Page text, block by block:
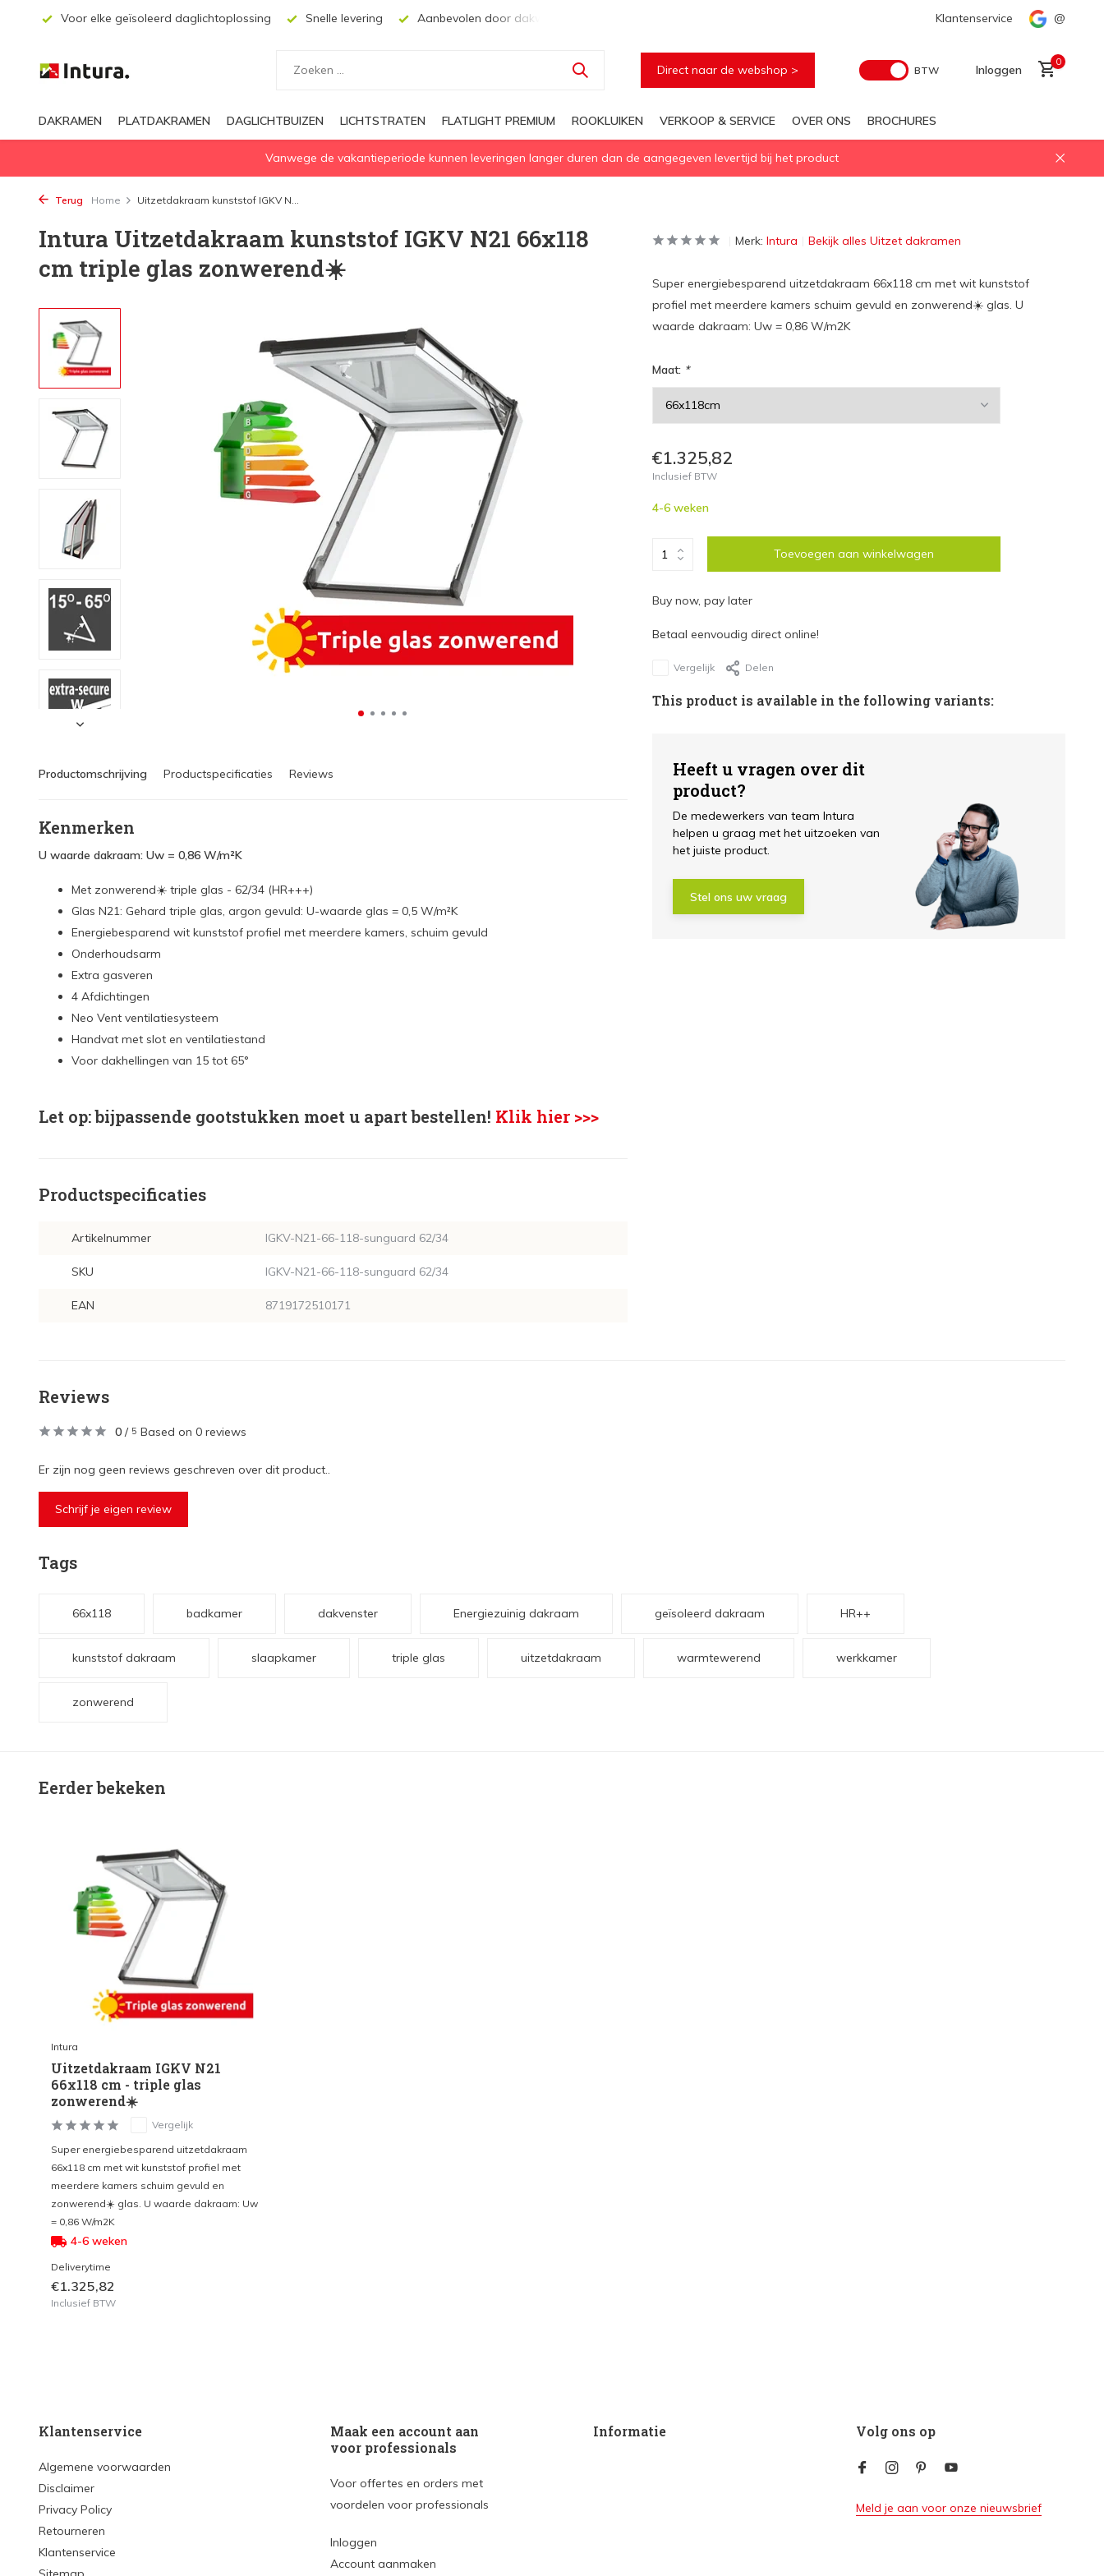
Voor elke geïsoleerd daglichtoplossing Snelle levering Aanbevolen door dakwerkers, aannemers en architecten Voor elke geïsoleerd daglichtoplossing Snelle levering
Klantenservice @
Direct naar de webshop > BTW Inloggen
0
DAKRAMEN PLATDAKRAMEN DAGLICHTBUIZEN LICHTSTRATEN FLATLIGHT PREMIUM ROOKLUIKEN VERKOOP & SERVICE OVER ONS BROCHURES
Vanwege de vakantieperiode kunnen leveringen langer duren dan de aangegeven levertijd bij het product
Terug Home Uitzetdakraam kunststof IGKV N...
Intura Uitzetdakraam kunststof IGKV N21 66x118
cm triple glas zonwerend☀️
Productomschrijving Productspecificaties Reviews
Kenmerken
U waarde dakraam: Uw = 0,86 W/m²K
Met zonwerend☀️ triple glas - 62/34 (HR+++)
Glas N21: Gehard triple glas, argon gevuld: U-waarde glas = 0,5 W/m²K
Energiebesparend wit kunststof profiel met meerdere kamers, schuim gevuld
Onderhoudsarm
Extra gasveren
4 Afdichtingen
Neo Vent ventilatiesysteem
Handvat met slot en ventilatiestand
Voor dakhellingen van 15 tot 65°
Let op: bijpassende gootstukken moet u apart bestellen! Klik hier >>>
Productspecificaties
Artikelnummer IGKV-N21-66-118-sunguard 62/34
SKU IGKV-N21-66-118-sunguard 62/34
EAN 8719172510171
Merk: Intura Bekijk alles Uitzet dakramen
Super energiebesparend uitzetdakraam 66x118 cm met wit kunststof
profiel met meerdere kamers schuim gevuld en zonwerend☀️ glas. U
waarde dakraam: Uw = 0,86 W/m2K
Maat: *
€1.325,82
Inclusief BTW
4-6 weken
Toevoegen aan winkelwagen
Buy now, pay later
Betaal eenvoudig direct online!
Vergelijk Delen
This product is available in the following variants:
Heeft u vragen over dit
product?
De medewerkers van team Intura
helpen u graag met het uitzoeken van
het juiste product.
Stel ons uw vraag
Reviews
0 / 5 Based on 0 reviews
Er zijn nog geen reviews geschreven over dit product..
Schrijf je eigen review
Tags
66x118 badkamer dakvenster Energiezuinig dakraam geïsoleerd dakraam HR++
kunststof dakraam slaapkamer triple glas uitzetdakraam warmtewerend werkkamer
zonwerend
Eerder bekeken
Intura
Uitzetdakraam IGKV N21
66x118 cm - triple glas
zonwerend☀️
Vergelijk
Super energiebesparend uitzetdakraam
66x118 cm met wit kunststof profiel met
meerdere kamers schuim gevuld en
zonwerend☀️ glas. U waarde dakraam: Uw
= 0,86 W/m2K
4-6 weken
Deliverytime
€1.325,82
Inclusief BTW
Klantenservice
Algemene voorwaarden
Disclaimer
Privacy Policy
Retourneren
Klantenservice
Maak een account aan
voor professionals
Voor offertes en orders met
voordelen voor professionals
Inloggen
Account aanmaken
Informatie Volg ons op
Meld je aan voor onze nieuwsbrief